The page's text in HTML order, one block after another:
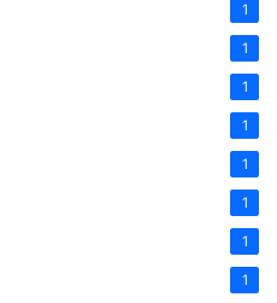
1
1
1
1
1
1
1
1